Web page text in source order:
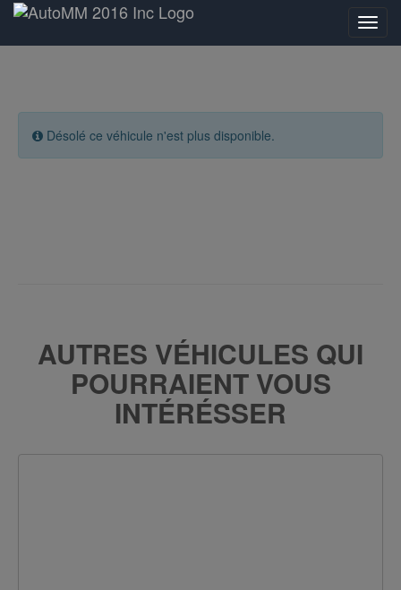
Désolé ce véhicule n'est plus disponible.
AUTRES VÉHICULES QUI
POURRAIENT VOUS
INTÉRÉSSER